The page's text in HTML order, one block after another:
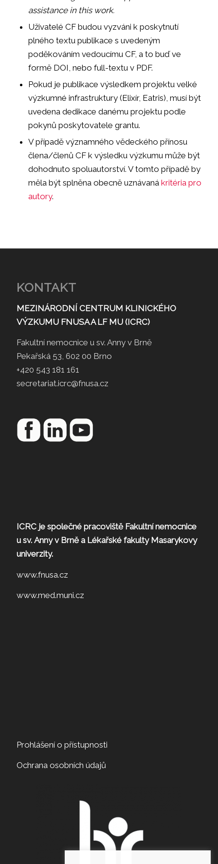
assistance in this work.
Uživatelé CF budou vyzváni k poskytnutí
plného textu publikace s uvedeným
poděkováním vedoucímu CF, a to buď ve
formě DOI, nebo full-textu v PDF.
Pokud je publikace výsledkem projektu velké
výzkumné infrastruktury (Elixír, Eatris), musí být
uvedena dedikace danému projektu podle
pokynů poskytovatele grantu.
V případě významného vědeckého přínosu
člena/členů CF k výsledku výzkumu může být
dohodnuto spoluautorství. V tomto případě by
měla být splněna obecně uznávaná kritéria pro
autory.
KONTAKT
MEZINÁRODNÍ CENTRUM KLINICKÉHO
VÝZKUMU FNUSA A LF MU (ICRC)
Fakultní nemocnice u sv. Anny v Brně
Pekařská 53, 602 00 Brno
+420 543 181 161
secretariat.icrc@fnusa.cz
ICRC je společné pracoviště Fakultní nemocnice
u sv. Anny v Brně a Lékařské fakulty Masarykovy
univerzity.
www.fnusa.cz
www.med.muni.cz
Prohlášení o přístupnosti
Ochrana osobních údajů